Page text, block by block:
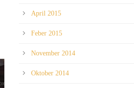
April 2015
Feber 2015
November 2014
Oktober 2014